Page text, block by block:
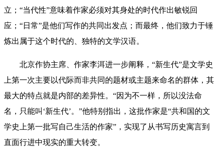
立；“当代性”意味着作家必须对其身处的时代作出敏锐回
应；“日常”是他们写作的共同出发点；而最终，他们致力于锤
炼出属于这个时代的、独特的文学汉语。
北京作协主席、作家李洱进一步阐释，“新生代”是文学史
上第一次主要以代际而非共同的题材或主题来命名的群体，其
最大的特点就是内部的差异性。“因为不一样，所以没法命
名，只能叫‘新生代’。”他特别指出，这批作家是“共和国的文
学史上第一批写自己生活的作家”，实现了从书写历史寓言到
直面行进中现实的重大转变。